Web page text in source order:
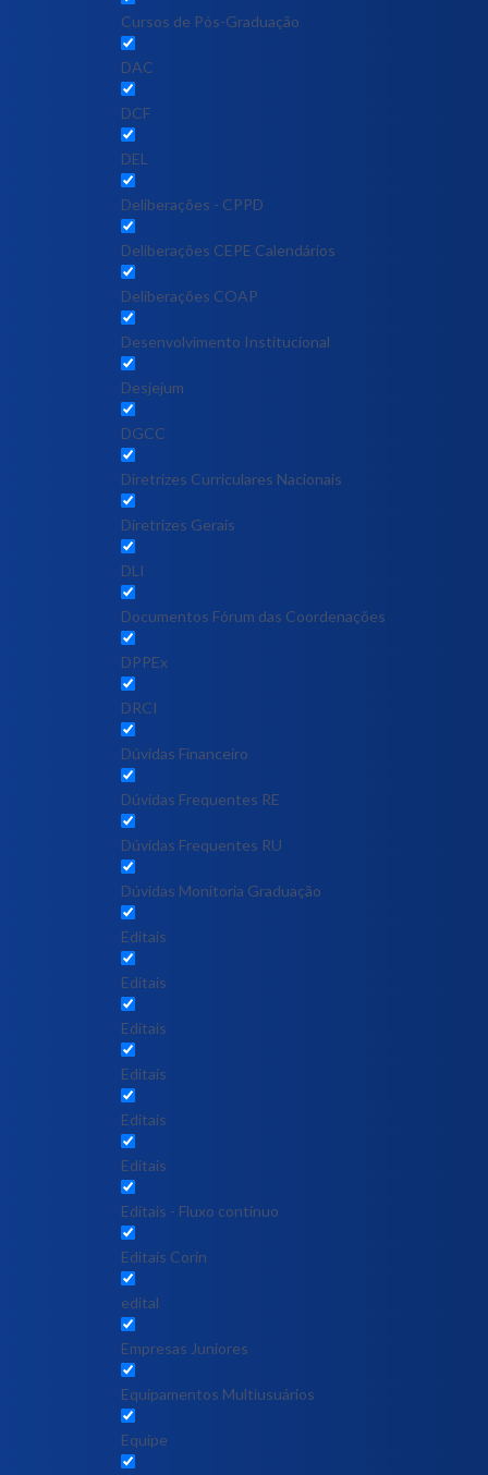
Cursos de Pós-Graduação
DAC
DCF
DEL
Deliberações - CPPD
Deliberações CEPE Calendários
Deliberações COAP
Desenvolvimento Institucional
Desjejum
DGCC
Diretrizes Curriculares Nacionais
Diretrizes Gerais
DLI
Documentos Fórum das Coordenações
DPPEx
DRCI
Dúvidas Financeiro
Dúvidas Frequentes RE
Dúvidas Frequentes RU
Dúvidas Monitoria Graduação
Editais
Editais
Editais
Editais
Editais
Editais
Editais - Fluxo contínuo
Editais Corin
edital
Empresas Juniores
Equipamentos Multiusuários
Equipe